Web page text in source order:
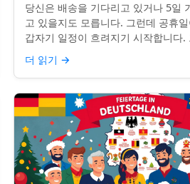
당신은 배송을 기다리고 있거나 5일
고 있을지도 모릅니다. 그런데 공휴
갑자기 일정이 흐려지기 시작합니다.
히 계산에 포함되나요? 업무일 계산
일은 생각보다 더 중요...
더 읽기 →